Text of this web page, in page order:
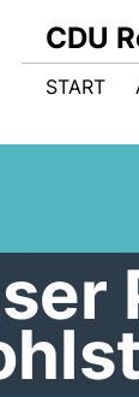
CDU
START